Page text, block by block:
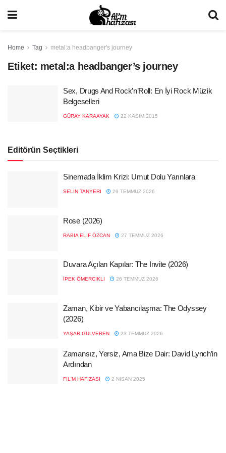
Home Tag metal:a headbanger's journey
Etiket: metal:a headbanger’s journey
Sex, Drugs And Rock’n’Roll: En İyi Rock Müzik
Belgeselleri
GÜRAY KARAAYAK 22 KASIM 2015
Editörün Seçtikleri
Sinemada İklim Krizi: Umut Dolu Yarınlara
SELIN TANYERI 29 TEMMUZ 2026
Rose (2026)
RABIA ELIF ÖZCAN 27 TEMMUZ 2026
Duvara Açılan Kapılar: The Invite (2026)
İPEK ÖMERCIKLI 26 TEMMUZ 2026
Zaman, Kibir ve Yabancılaşma: The Odyssey
(2026)
YAŞAR GÜLVEREN 23 TEMMUZ 2026
Zamansız, Yersiz, Ama Bize Dair: David Lynch’in
Ardından
FIL'M HAFIZASI 2 NISAN 2025